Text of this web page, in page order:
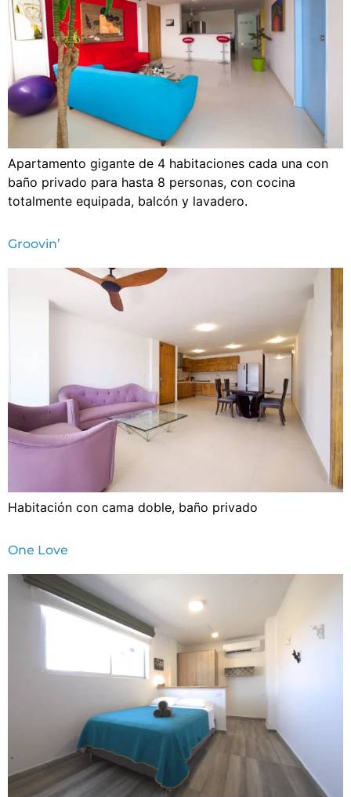
Apartamento gigante de 4 habitaciones cada una con
baño privado para hasta 8 personas, con cocina
totalmente equipada, balcón y lavadero.
Groovin’
Habitación con cama doble, baño privado
One Love